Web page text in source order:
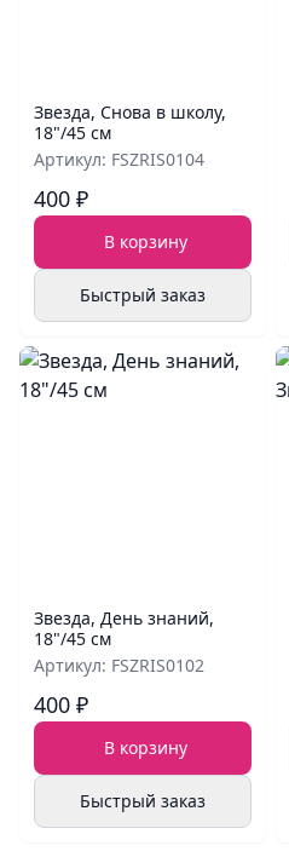
Звезда, Снова в школу,
18"/45 см
Артикул: FSZRIS0104
400 ₽
В корзину
Быстрый заказ
Звезда, День знаний,
18"/45 см
Артикул: FSZRIS0102
400 ₽
В корзину
Быстрый заказ